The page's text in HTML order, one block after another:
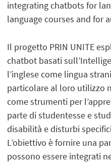
integrating chatbots for
language courses and for
Il progetto PRIN UNITE
chatbot basati
l’inglese come lingua
particolare al loro utilizzo
come strumenti per
parte di studentesse e
disabilità e disturbi
L’obiettivo è fornire una
possono essere integrati